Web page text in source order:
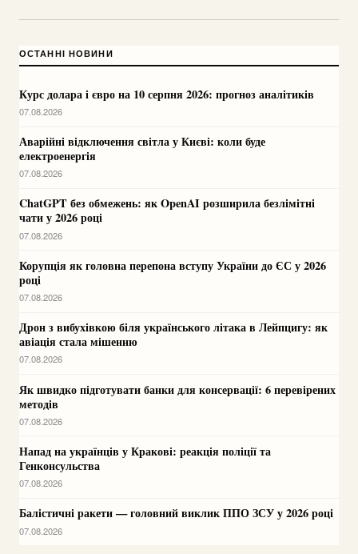
ОСТАННІ НОВИНИ
Курс долара і євро на 10 серпня 2026: прогноз аналітиків
07.08.2026
Аварійні відключення світла у Києві: коли буде
електроенергія
07.08.2026
ChatGPT без обмежень: як OpenAI розширила безлімітні
чати у 2026 році
07.08.2026
Корупція як головна перепона вступу України до ЄС у 2026
році
07.08.2026
Дрон з вибухівкою біля українського літака в Лейпцигу: як
авіація стала мішенню
07.08.2026
Як швидко підготувати банки для консервації: 6 перевірених
методів
07.08.2026
Напад на українців у Кракові: реакція поліції та
Генконсульства
07.08.2026
Балістичні ракети — головний виклик ППО ЗСУ у 2026 році
07.08.2026